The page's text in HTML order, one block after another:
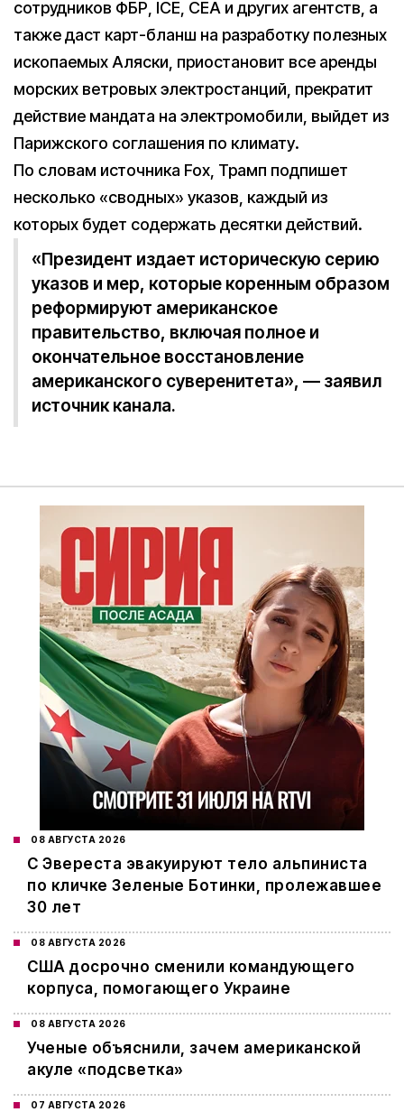
сотрудников ФБР, ICE, CEA и других агентств, а
также даст карт-бланш на разработку полезных
ископаемых Аляски, приостановит все аренды
морских ветровых электростанций, прекратит
действие мандата на электромобили, выйдет из
Парижского соглашения по климату.
По словам источника Fox, Трамп подпишет
несколько «сводных» указов, каждый из
которых будет содержать десятки действий.
«Президент издает историческую серию
указов и мер, которые коренным образом
реформируют американское
правительство, включая полное и
окончательное восстановление
американского суверенитета», — заявил
источник канала.
08 АВГУСТА 2026
С Эвереста эвакуируют тело альпиниста
по кличке Зеленые Ботинки, пролежавшее
30 лет
08 АВГУСТА 2026
США досрочно сменили командующего
корпуса, помогающего Украине
08 АВГУСТА 2026
Ученые объяснили, зачем американской
акуле «подсветка»
07 АВГУСТА 2026